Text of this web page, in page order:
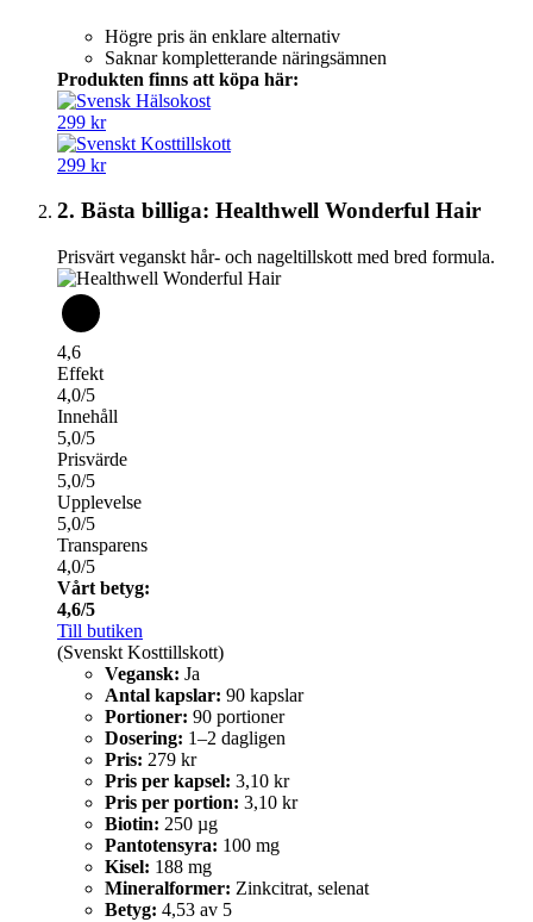
Högre pris än enklare alternativ
Saknar kompletterande näringsämnen
Produkten finns att köpa här:
299 kr
299 kr
2. Bästa billiga: Healthwell Wonderful Hair
Prisvärt veganskt hår- och nageltillskott med bred formula.
4,6
Effekt
4,0/5
Innehåll
5,0/5
Prisvärde
5,0/5
Upplevelse
5,0/5
Transparens
4,0/5
Vårt betyg:
4,6/5
Till butiken
(Svenskt Kosttillskott)
Vegansk: Ja
Antal kapslar: 90 kapslar
Portioner: 90 portioner
Dosering: 1–2 dagligen
Pris: 279 kr
Pris per kapsel: 3,10 kr
Pris per portion: 3,10 kr
Biotin: 250 µg
Pantotensyra: 100 mg
Kisel: 188 mg
Mineralformer: Zinkcitrat, selenat
Betyg: 4,53 av 5